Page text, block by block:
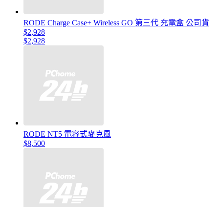
RODE Charge Case+ Wireless GO 第三代 充電盒 公司貨
$2,928
$2,928
RODE NT5 電容式麥克風
$8,500